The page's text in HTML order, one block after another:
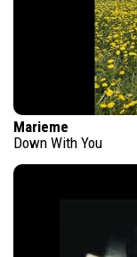
Marieme
Down With You